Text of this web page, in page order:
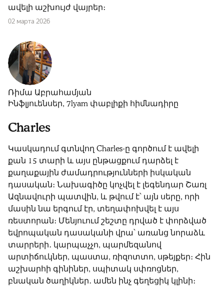
ավելի աշխույժ վայրեր։
02 марта 2026
Ռիմա Աբրահամյան
Ինֆլյուենսեր, 7lyam փաբլիքի հիմնադիրը
Charles
Կասկադում գտնվող Charles-ը գործում է ավելի
քան 15 տարի և այս ընթացքում դարձել է
քաղաքային ժամադրությունների իսկական
դասական։ Նախագիծը կոչվել է լեգենդար Շառլ
Ազնավուրի պատվին, և թվում է՝ այն սերը, որի
մասին նա երգում էր, տեղափոխվել է այս
ռեստորան։ Մենյուում շեշտը դրված է փորձված
եվրոպական դասականի վրա՝ առանց նորաձև
տարրերի․ կարպաչչո, պարմեզանով
արտիճուկներ, պաստա, ռիզոտտո, սթեյքեր։ Հին
աշխարհի գինիներ, սպիտակ սփռոցներ,
բնական ծաղիկներ․ ամեն ինչ գեղեցիկ կլինի։